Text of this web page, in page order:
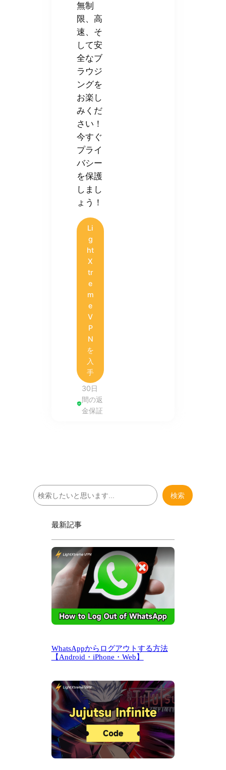
無制
限、高
速、そ
して安
全なブ
ラウジ
ングを
お楽し
みくだ
さい！
今すぐ
プライ
バシー
を保護
しまし
ょう！
Li
g
ht
X
tr
e
m
e
V
P
N
を
入
手
30日
間の返
金保証
検
索
検索
最新記事
WhatsAppからログアウトする方法
【Android・iPhone・Web】